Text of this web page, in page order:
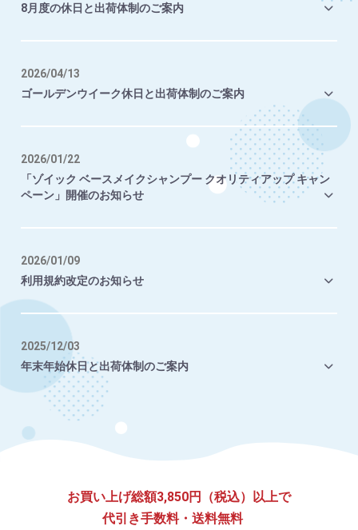
8月度の休日と出荷体制のご案内
2026/04/13
ゴールデンウイーク休日と出荷体制のご案内
2026/01/22
「ゾイック ベースメイクシャンプー クオリティアップ キャン
ペーン」開催のお知らせ
2026/01/09
利用規約改定のお知らせ
2025/12/03
年末年始休日と出荷体制のご案内
お買い上げ総額3,850円（税込）以上で
代引き手数料・送料無料